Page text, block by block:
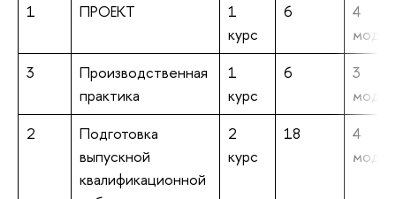
1
ПРОЕКТ
1
курс
6
4
3
Производственная
практика
1
курс
6
3
2
Подготовка
выпускной
квалификационной
2
курс
18
4